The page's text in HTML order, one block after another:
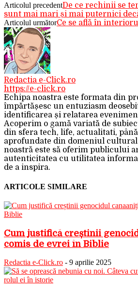
Articolul precedentDe ce rechinii se
sunt mai mari și mai puternici
Articolul următorCe se află în
Redactia e-Click.ro
https://e-click.ro
Echipa noastra este formata din
împărtășesc un entuziasm
identificarea și relatarea
Acoperim o gamă variată de
din sfera tech, life, actualitati,
aprofundate din domeniul
noastră este să oferim publicului
autenticitatea cu utilitatea
de a inspira.
ARTICOLE SIMILARE
Cum justifică creștinii
comis de evrei în Biblie
Redactia e-Click.ro - 9 aprilie 2025